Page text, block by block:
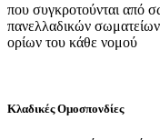
που συγκροτούνται από
πανελλαδικών
ορίων του κάθε νομού
Κλαδικές Ομοσπονδίες